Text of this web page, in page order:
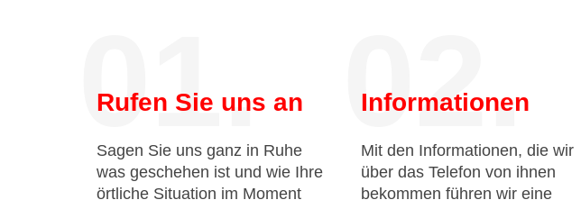
01.
Rufen Sie uns an
Sagen Sie uns ganz in Ruhe
was geschehen ist und wie Ihre
örtliche Situation im Moment
02.
Informationen
Mit den Informationen, die wir
über das Telefon von ihnen
bekommen führen wir eine